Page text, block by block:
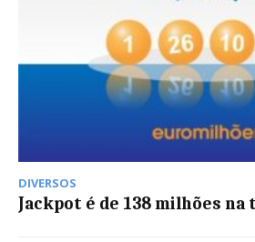
DIVERSOS
Jackpot é de 138 milhões